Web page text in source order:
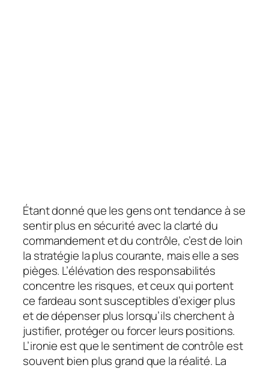
Étant donné que les gens ont tendance à se
sentir plus en sécurité avec la clarté du
commandement et du contrôle, c’est de loin
la stratégie la plus courante, mais elle a ses
pièges. L’élévation des responsabilités
concentre les risques, et ceux qui portent
ce fardeau sont susceptibles d’exiger plus
et de dépenser plus lorsqu’ils cherchent à
justifier, protéger ou forcer leurs positions.
L’ironie est que le sentiment de contrôle est
souvent bien plus grand que la réalité. La